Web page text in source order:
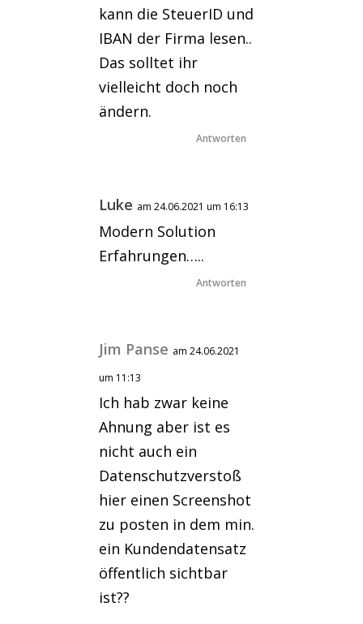
kann die SteuerID und
IBAN der Firma lesen..
Das solltet ihr
vielleicht doch noch
ändern.
Antworten
Luke am 24.06.2021 um 16:13
Modern Solution
Erfahrungen…..
Antworten
Jim Panse am 24.06.2021
um 11:13
Ich hab zwar keine
Ahnung aber ist es
nicht auch ein
Datenschutzverstoß
hier einen Screenshot
zu posten in dem min.
ein Kundendatensatz
öffentlich sichtbar
ist??